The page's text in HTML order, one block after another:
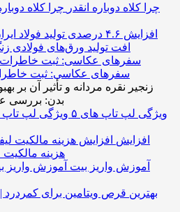
چرا کلاه دوباره انقدر
افت تولید ورق‌های
سفرهای عکاسی: ثبت
زنجیر نقره مردانه و تأثیر آن بر
بدن: بررسی
۵ ویژگی لپ تاپ های
افزایش
هزینه مالکیت
آموزش واریز بیت